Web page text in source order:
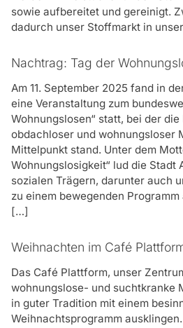
sowie aufbereitet und gereinigt.
dadurch unser Stoffmarkt in
Nachtrag: Tag der
Am 11. September 2025 fand in
eine Veranstaltung zum
Wohnungslosen“ statt, bei der
obdachloser und wohnungsloser
Mittelpunkt stand. Unter dem
Wohnungslosigkeit“ lud die Stadt
sozialen Trägern, darunter auch
zu einem bewegenden Programm
[…]
Weihnachten im Café
Das Café Plattform, unser
wohnungslose- und suchtkranke
in guter Tradition mit einem
Weihnachtsprogramm